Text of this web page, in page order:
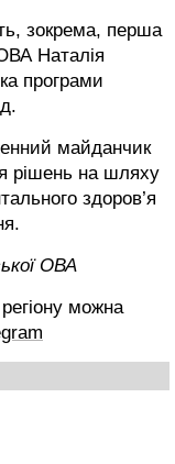
зокрема, перша
Наталія
програми
майданчик
рішень на шляху
здоров’я
ОВА
можна